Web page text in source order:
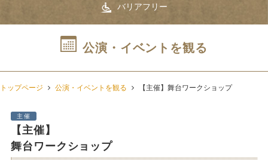
バリアフリー
公演・イベントを観る
トップページ 公演・イベントを観る 【主催】舞台ワークショップ
主催
【主催】
舞台ワークショップ